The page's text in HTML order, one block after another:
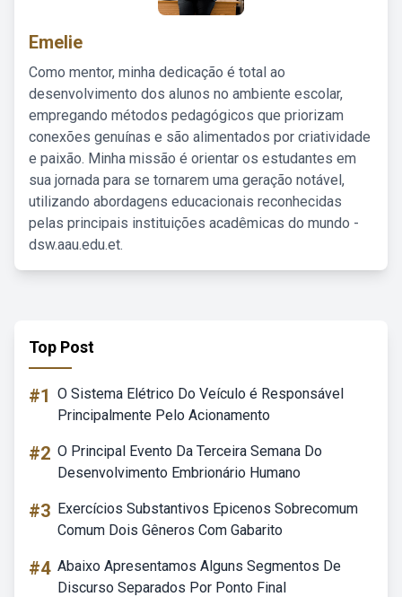
Emelie
Como mentor, minha dedicação é total ao
desenvolvimento dos alunos no ambiente escolar,
empregando métodos pedagógicos que priorizam
conexões genuínas e são alimentados por criatividade
e paixão. Minha missão é orientar os estudantes em
sua jornada para se tornarem uma geração notável,
utilizando abordagens educacionais reconhecidas
pelas principais instituições acadêmicas do mundo -
dsw.aau.edu.et.
Top Post
#1 O Sistema Elétrico Do Veículo é Responsável
Principalmente Pelo Acionamento
#2 O Principal Evento Da Terceira Semana Do
Desenvolvimento Embrionário Humano
#3 Exercícios Substantivos Epicenos Sobrecomum
Comum Dois Gêneros Com Gabarito
#4 Abaixo Apresentamos Alguns Segmentos De
Discurso Separados Por Ponto Final